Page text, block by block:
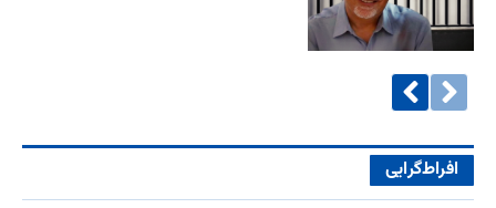
افراط‌گرایی